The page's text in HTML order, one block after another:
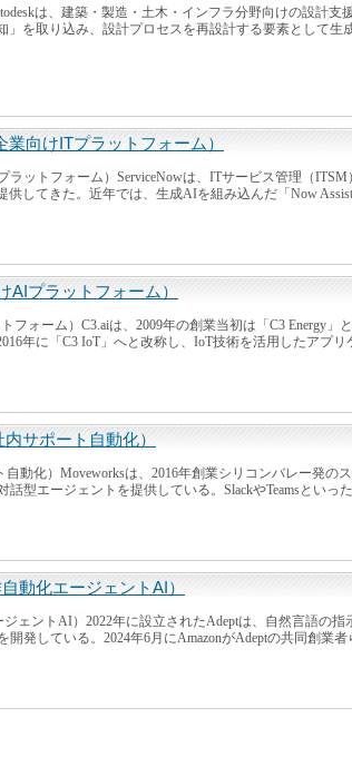
は、建築・製造・土木・インフラ分野向けの設計
」を取り込み、設計プロセスを再設計する要素として
向けITプラットフォーム）
ラットフォーム）ServiceNowは、ITサービス管理（
供してきた。近年では、生成AIを組み込んだ「Now
AIプラットフォーム）
フォーム）C3.aiは、2009年の創業当初は「C3 Energy
年に「C3 IoT」へと改称し、IoT技術を活用したアプ
サポート自動化）
自動化）Moveworksは、2016年創業シリコンバレー発の
型エージェントを提供している。SlackやTeamsとい
動化エージェントAI）
ェントAI）2022年に設立されたAdeptは、自然言語の
発している。2024年6月にAmazonがAdeptの共同創業